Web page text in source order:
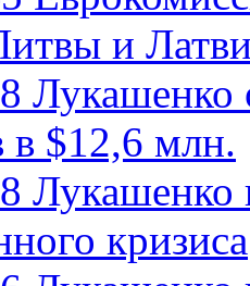
и
Лукашенко
в $12,6 млн.
Лукашенко
кризиса